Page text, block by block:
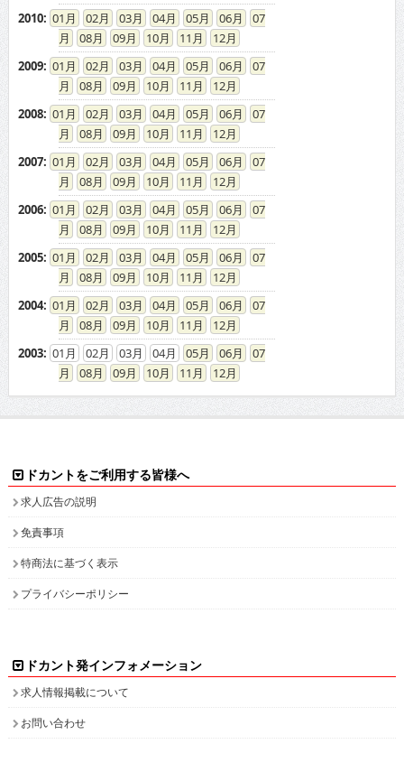
2010: 01 02 03 04 05 06
07
08
09 10 11
12
2009: 01 02 03 04 05 06
07
08
09 10 11
12
2008: 01 02 03 04 05 06
07
08
09 10 11
12
2007: 01 02 03 04 05 06
07
08
09 10 11
12
2006: 01 02 03 04 05 06
07
08
09 10 11
12
2005: 01 02 03 04 05 06
07
08
09 10 11
12
2004: 01 02 03 04 05 06
07
08
09 10 11
12
2003: 01 02 03 04 05 06
07
08
09 10 11 12
ドカントをご利用する皆様へ
求人広告の説明
免責事項
特商法に基づく表示
プライバシーポリシー
ドカント発インフォメーション
求人情報掲載について
お問い合わせ